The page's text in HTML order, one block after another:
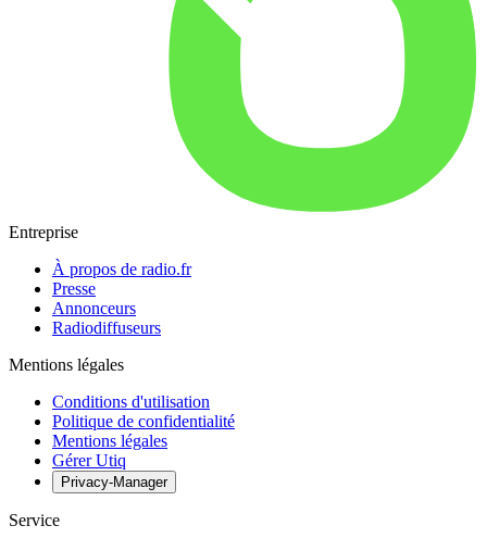
Entreprise
À propos de radio.fr
Presse
Annonceurs
Radiodiffuseurs
Mentions légales
Conditions d'utilisation
Politique de confidentialité
Mentions légales
Gérer Utiq
Privacy-Manager
Service